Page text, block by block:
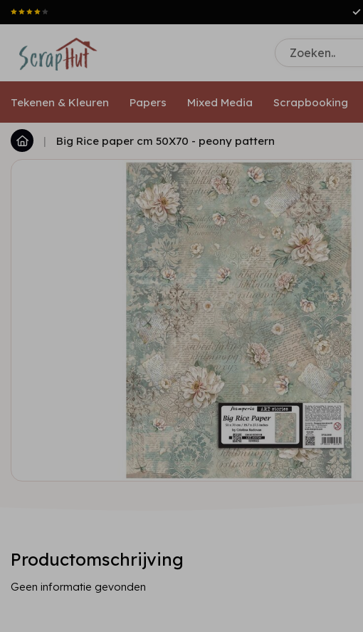
Tekenen & Kleuren Papers Mixed Media Scrapbooking
| Big Rice paper cm 50X70 - peony pattern
Productomschrijving
Geen informatie gevonden